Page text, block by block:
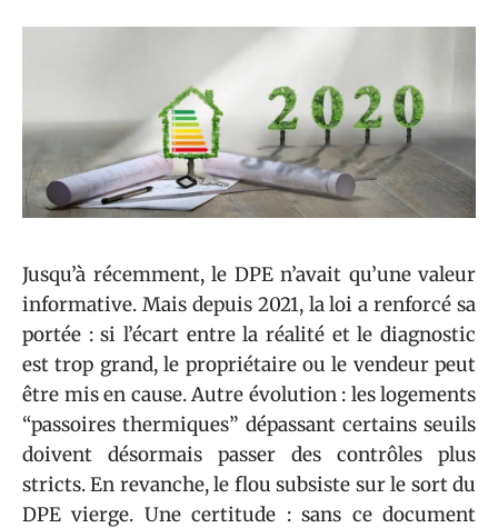
Jusqu’à récemment, le DPE n’avait qu’une valeur
informative. Mais depuis 2021, la loi a renforcé sa
portée : si l’écart entre la réalité et le diagnostic
est trop grand, le propriétaire ou le vendeur peut
être mis en cause. Autre évolution : les logements
“passoires thermiques” dépassant certains seuils
doivent désormais passer des contrôles plus
stricts. En revanche, le flou subsiste sur le sort du
DPE vierge. Une certitude : sans ce document